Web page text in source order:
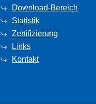
Download-Bereich
Statistik
Zertifizierung
Links
Kontakt